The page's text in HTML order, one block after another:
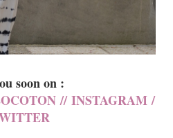
soon on :
//INSTAGRAM/